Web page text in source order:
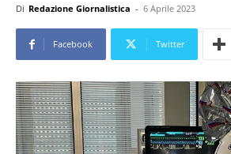
Di Redazione Giornalistica - 6 Aprile 2023
Facebook Twitter